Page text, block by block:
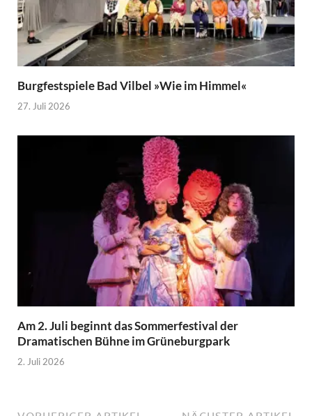
Burgfestspiele Bad Vilbel »Wie im Himmel«
27. Juli 2026
Am 2. Juli beginnt das Sommerfestival der
Dramatischen Bühne im Grüneburgpark
2. Juli 2026